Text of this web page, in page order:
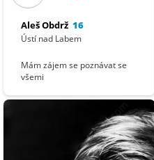
Aleš Obdrž 16
Ústí nad Labem
Mám zájem se poznávat se
všemi